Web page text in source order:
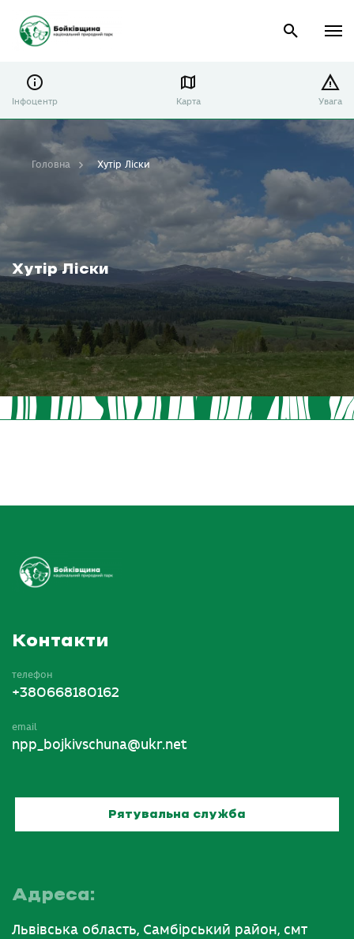
Інфоцентр Карта Увага
Хутір Ліски
Головна Хутір Ліски
Контакти
телефон
+380668180162
email
npp_bojkivschuna@ukr.net
Рятувальна служба
Адреса:
Львівська область, Самбірський район, смт